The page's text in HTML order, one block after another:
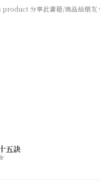
product 分享此書籍/商品給朋友
五訣